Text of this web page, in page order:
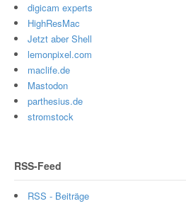
digicam experts
HighResMac
Jetzt aber Shell
lemonpixel.com
maclife.de
Mastodon
parthesius.de
stromstock
RSS-Feed
RSS - Beiträge